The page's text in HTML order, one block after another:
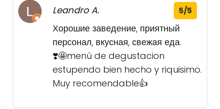
Leandro A. 5/5
Хорошие заведение, приятный
персонал, вкусная, свежая еда.
❣️🤩menú de degustacion
estupendo bien hecho y riquisimo.
Muy recomendable👍